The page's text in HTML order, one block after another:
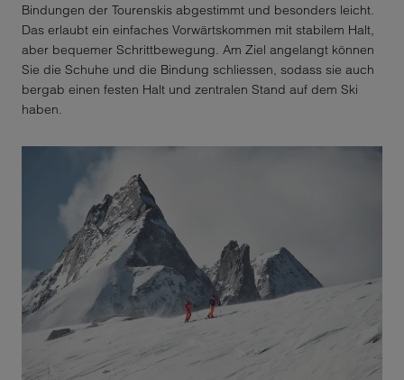
Bindungen der Tourenskis abgestimmt und besonders leicht.
Das erlaubt ein einfaches Vorwärtskommen mit stabilem Halt,
aber bequemer Schrittbewegung. Am Ziel angelangt können
Sie die Schuhe und die Bindung schliessen, sodass sie auch
bergab einen festen Halt und zentralen Stand auf dem Ski
haben.